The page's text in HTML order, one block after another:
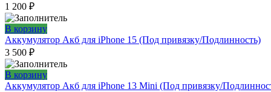
1 200 ₽
В корзину
Аккумулятор Акб для iPhone 15 (Под привязку/Подлинность)
3 500 ₽
В корзину
Аккумулятор Акб для iPhone 13 Mini (Под привязку/